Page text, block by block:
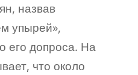
назвав
упырей»,
его допроса. На
что около